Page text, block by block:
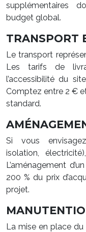
supplémentaires
budget global.
TRANSPORT
Le transport
Les tarifs de
l’accessibilité du
Comptez entre 2 €
standard.
Si vous
isolation,
L’aménagement
200 % du prix
projet.
La mise en place